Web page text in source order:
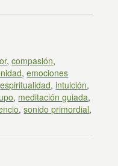
,compasión,
,emociones
espiritualidad,intuición,
, meditación guiada,
,sonido primordial,